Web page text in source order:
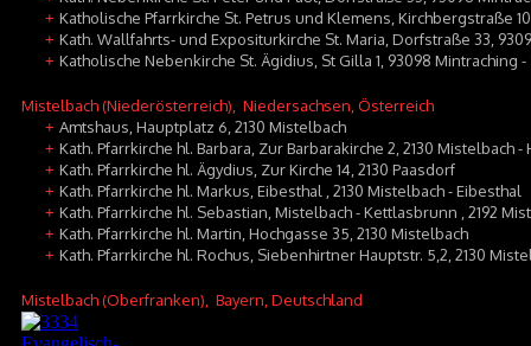
+ Katholische Pfarrkirche St. Petrus und Klemens, Kirchbergstraße
+ Kath. Wallfahrts- und Expositurkirche St. Maria, Dorfstraße 33,
+ Katholische Nebenkirche St. Ägidius, St Gilla 1, 93098 Mintraching
Mistelbach (Niederösterreich) , Niedersachsen, Österreich
+ Amtshaus, Hauptplatz 6, 2130 Mistelbach
+ Kath. Pfarrkirche hl. Barbara, Zur Barbarakirche 2, 2130 Mistelbach
+ Kath. Pfarrkirche hl. Ägydius, Zur Kirche 14, 2130 Paasdorf
+ Kath. Pfarrkirche hl. Markus, Eibesthal , 2130 Mistelbach - Eibesthal
+ Kath. Pfarrkirche hl. Sebastian, Mistelbach - Kettlasbrunn , 2192
+ Kath. Pfarrkirche hl. Martin, Hochgasse 35, 2130 Mistelbach
+ Kath. Pfarrkirche hl. Rochus, Siebenhirtner Hauptstr. 5,2, 2130
Mistelbach (Oberfranken) , Bayern, Deutschland